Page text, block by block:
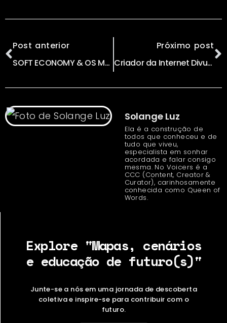
Post anterior
SOFT ECONOMY & OS MAPAS DA TRANSIÇÃO por LIGIA ZOTINI
Próximo post
Criador da Internet Divulga 9 Princípios para Salvar a Web
Solange Luz
Ela é a construção de
todos que conheceu e de
tudo que viveu,
especialista em sonhar
acordada e falar consigo
mesma. No Voicers é a
CCC (Content, Creator &
Curator), carinhosamente
conhecida como Queen of
Words.
Explore "Mapas, cenários
e educação de futuro(s)"
Junte-se a nós em uma jornada de descoberta
coletiva e inspire-se para contribuir com o
futuro.